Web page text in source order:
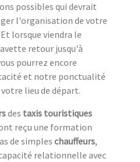
possibles qui devrait
l'organisation de votre
lorsque viendra le
retour jusqu'à
pourrez encore
et notre ponctualité
lieu de départ.
des taxis touristiques
reçu une formation
de simples chauffeurs,
relationnelle avec